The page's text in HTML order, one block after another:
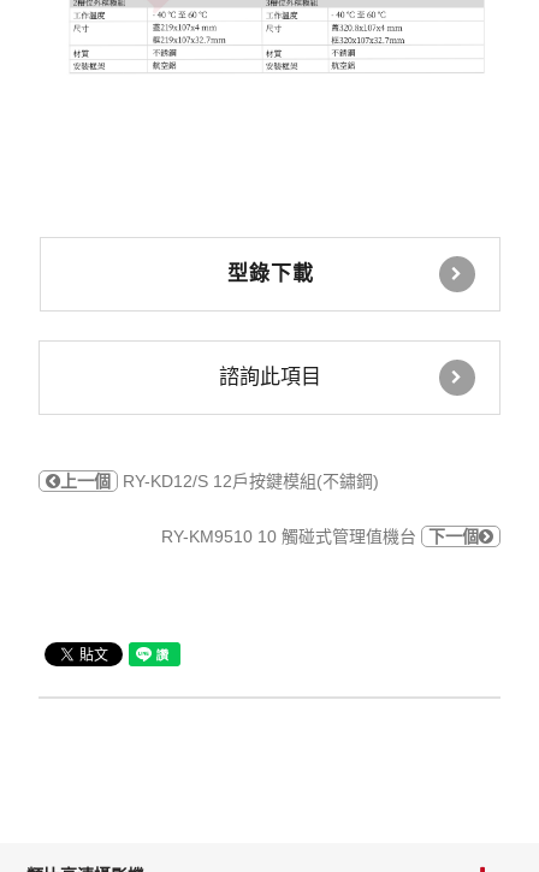
型錄下載
諮詢此項目
上一個 RY-KD12/S 12戶按鍵模組(不鏽鋼)
RY-KM9510 10 觸碰式管理值機台 下一個